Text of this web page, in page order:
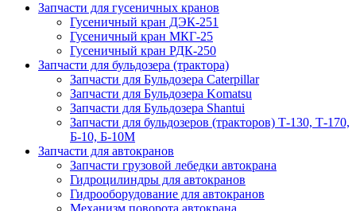
Запчасти для гусеничных кранов
Гусеничный кран ДЭК-251
Гусеничный кран МКГ-25
Гусеничный кран РДК-250
Запчасти для бульдозера (трактора)
Запчасти для Бульдозера Caterpillar
Запчасти для Бульдозера Komatsu
Запчасти для Бульдозера Shantui
Запчасти для бульдозеров (тракторов) Т-130, Т-170,
Б-10, Б-10М
Запчасти для автокранов
Запчасти грузовой лебедки автокрана
Гидроцилиндры для автокранов
Гидрооборудование для автокранов
Механизм поворота автокрана